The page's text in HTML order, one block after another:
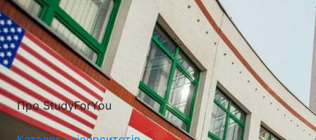
Міжнародний Університет Логістики і Транспорту у
Про StudyForYou